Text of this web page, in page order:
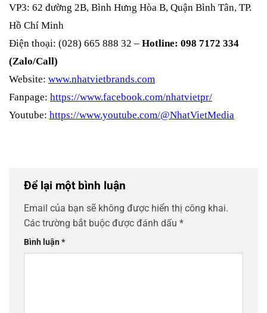
VP3: 62 đường 2B, Bình Hưng Hòa B, Quận Bình Tân, TP.
Hồ Chí Minh
Điện thoại: (028) 665 888 32 – Hotline: 098 7172 334
(Zalo/Call)
Website: www.nhatvietbrands.com
Fanpage: https://www.facebook.com/nhatvietpr/
Youtube: https://www.youtube.com/@NhatVietMedia
Để lại một bình luận
Email của bạn sẽ không được hiển thị công khai.
Các trường bắt buộc được đánh dấu *
Bình luận*